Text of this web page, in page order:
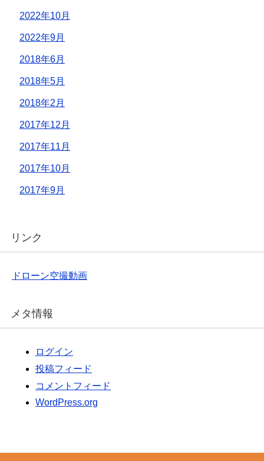
2022年10月
2022年9月
2018年6月
2018年5月
2018年2月
2017年12月
2017年11月
2017年10月
2017年9月
リンク
ドローン空撮動画
メタ情報
ログイン
投稿フィード
コメントフィード
WordPress.org